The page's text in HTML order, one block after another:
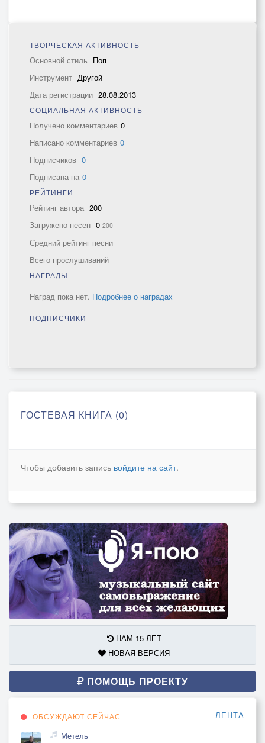
ТВОРЧЕСКАЯ АКТИВНОСТЬ
Основной стиль Поп
Инструмент Другой
Дата регистрации 28.08.2013
СОЦИАЛЬНАЯ АКТИВНОСТЬ
Получено комментариев 0
Написано комментариев 0
Подписчиков 0
Подписана на 0
РЕЙТИНГИ
Рейтинг автора 200
Загружено песен 0 200
Средний рейтинг песни
Всего прослушиваний
НАГРАДЫ
Наград пока нет. Подробнее о наградах
ПОДПИСЧИКИ
ГОСТЕВАЯ КНИГА (0)
Чтобы добавить запись войдите на сайт.
НАМ 15 ЛЕТ
НОВАЯ ВЕРСИЯ
ПОМОЩЬ ПРОЕКТУ
ОБСУЖДАЮТ СЕЙЧАС ЛЕНТА
Метель